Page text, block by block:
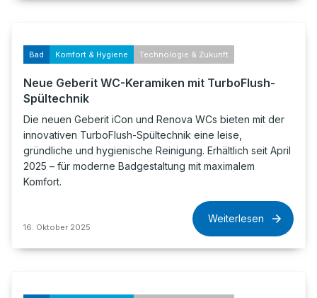
Bad Komfort & Hygiene Technologie & Zukunft
Neue Geberit WC-Keramiken mit TurboFlush-
Spültechnik
Die neuen Geberit iCon und Renova WCs bieten mit der
innovativen TurboFlush-Spültechnik eine leise,
gründliche und hygienische Reinigung. Erhältlich seit April
2025 – für moderne Badgestaltung mit maximalem
Komfort.
16. Oktober 2025
Weiterlesen